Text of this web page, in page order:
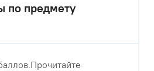
по предмету